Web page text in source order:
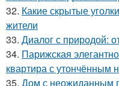
32. Какие скрытые
жители
33. Диалог с природой:
34. Парижская
квартира с утончённым
35. Дом с неожиданным